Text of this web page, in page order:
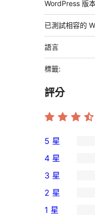
WordPress 版
已測試相容的
語言
標籤:
評分
2
個
5
星
使
5 星
個
4
星
4 星
0
個
3
3 星
個
2 星
1 星